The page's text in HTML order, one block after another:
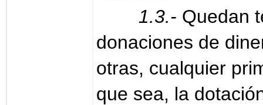
1.3.- Quedan
donaciones de
otras, cualquier
que sea, la